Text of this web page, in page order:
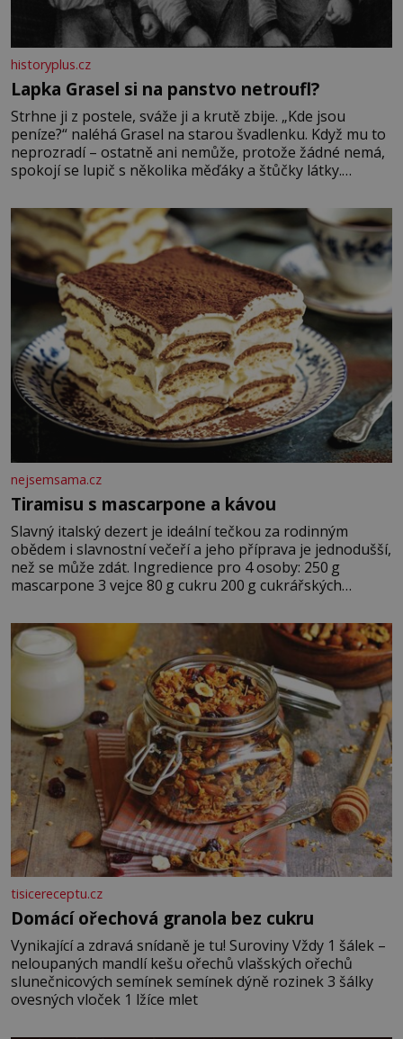
historyplus.cz
Lapka Grasel si na panstvo netroufl?
Strhne ji z postele, sváže ji a krutě zbije. „Kde jsou
peníze?“ naléhá Grasel na starou švadlenku. Když mu to
neprozradí – ostatně ani nemůže, protože žádné nemá,
spokojí se lupič s několika měďáky a štůčky látky.
krutý. Jeho činy budí hrůzu ještě dlouho po jeho smrti
nejsemsama.cz
Tiramisu s mascarpone a kávou
Slavný italský dezert je ideální tečkou za rodinným
obědem i slavnostní večeří a jeho příprava je jednodušší,
než se může zdát. Ingredience pro 4 osoby: 250 g
mascarpone 3 vejce 80 g cukru 200 g cukrářských
posypání Postup: Oddělte žloutky od bílků. Žloutky
vyšlehejte s cukrem do světlé pěny a postupně do nich
vmíchejte mascarpone, aby vznikl hladký
tisicereceptu.cz
Domácí ořechová granola bez cukru
Vynikající a zdravá snídaně je tu! Suroviny Vždy 1 šálek –
neloupaných mandlí kešu ořechů vlašských ořechů
slunečnicových semínek semínek dýně rozinek 3 šálky
ovesných vloček 1 lžíce mlet